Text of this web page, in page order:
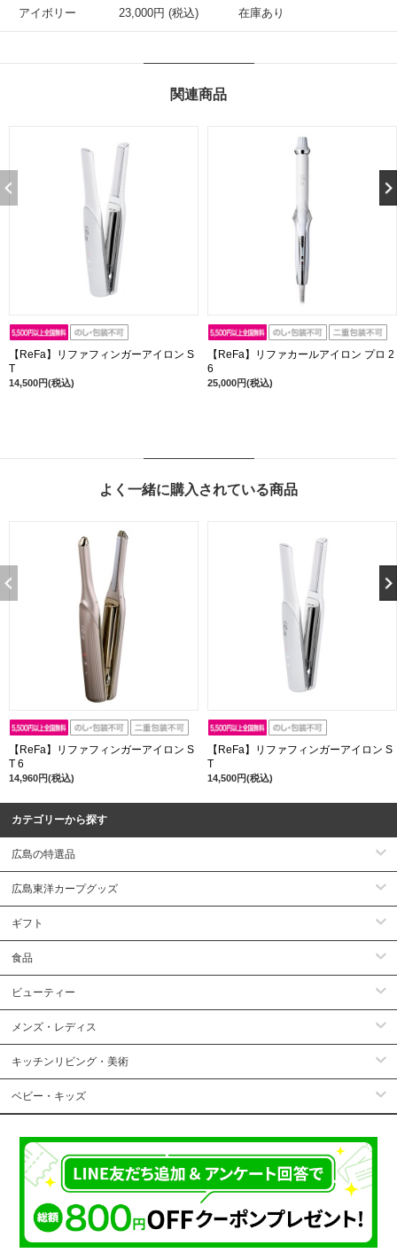
アイボリー 23,000円 (税込) 在庫あり
関連商品
【ReFa】リファフィンガーアイロン S
T
14,500円(税込)
【ReFa】リファカールアイロン プロ 2
6
25,000円(税込)
よく一緒に購入されている商品
【ReFa】リファフィンガーアイロン S
T 6
14,960円(税込)
【ReFa】リファフィンガーアイロン S
T
14,500円(税込)
カテゴリーから探す
広島の特選品
広島東洋カープグッズ
ギフト
食品
ビューティー
メンズ・レディス
キッチンリビング・美術
ベビー・キッズ